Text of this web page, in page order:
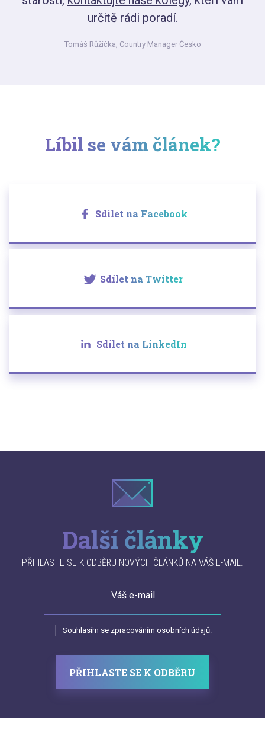
určitě rádi poradí.
Tomáš Růžička, Country Manager Česko
Líbil se vám článek?
Sdílet na Facebook
Sdílet na Twitter
Sdílet na LinkedIn
Další články
PŘIHLASTE SE K ODBĚRU NOVÝCH ČLÁNKŮ NA VÁŠ E-MAIL.
Váš e-mail
Souhlasím se zpracováním osobních údajů.
PŘIHLASTE SE K ODBĚRU